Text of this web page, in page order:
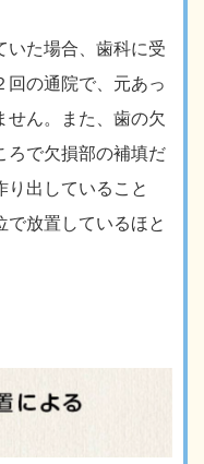
た場合、歯科に受
回の通院で、元あっ
せん。また、歯の欠
ろで欠損部の補填だ
り出していること
で放置しているほと